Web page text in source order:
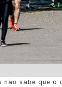
não sabe que o